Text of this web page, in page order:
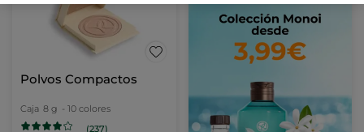
Polvos Compactos
Caja 8 g - 10 colores
(237)